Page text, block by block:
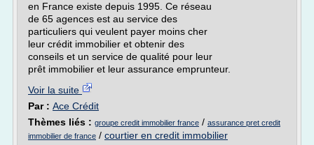
en France existe depuis 1995. Ce réseau
de 65 agences est au service des
particuliers qui veulent payer moins cher
leur crédit immobilier et obtenir des
conseils et un service de qualité pour leur
prêt immobilier et leur assurance emprunteur.
Voir la suite
Par : Ace Crédit
Thèmes liés : groupe credit immobilier france / assurance pret credit
immobilier de france / courtier en credit immobilier